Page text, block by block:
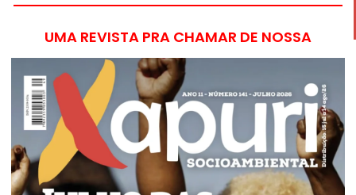
UMA REVISTA PRA CHAMAR DE NOSSA